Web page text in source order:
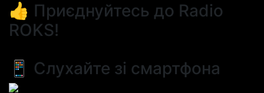
👍 Приєднуйтесь до Radio
ROKS!
📱 Слухайте зі смартфона